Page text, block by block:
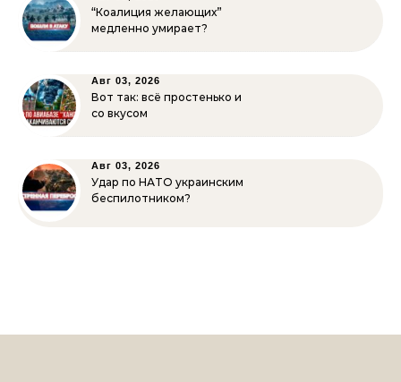
“Коалиция желающих”
медленно умирает?
Авг 03, 2026
Вот так: всё простенько и
со вкусом
Авг 03, 2026
Удар по НАТО украинским
беспилотником?